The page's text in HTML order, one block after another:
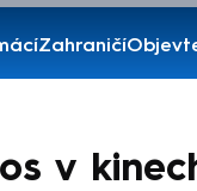
Zahraničí
v